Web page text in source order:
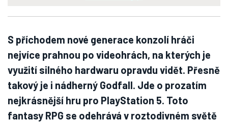
S příchodem nové generace konzolí hráči
nejvíce prahnou po videohrách, na kterých je
využití silného hardwaru opravdu vidět. Přesně
takový je i nádherný Godfall. Jde o prozatím
nejkrásnější hru pro PlayStation 5. Toto
fantasy RPG se odehrává v roztodivném světě